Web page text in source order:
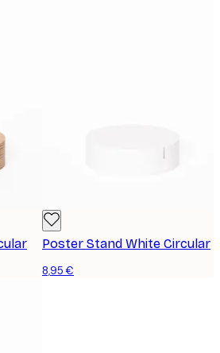
Poster Stand White Circular
8,95 €